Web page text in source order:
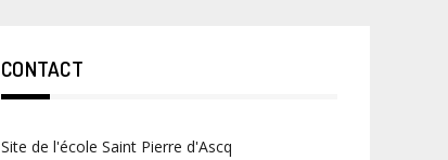
CONTACT
Site de l'école Saint Pierre d'Ascq